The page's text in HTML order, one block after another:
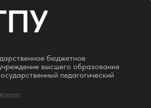
организации
бюджетное
высшего образования
педагогический